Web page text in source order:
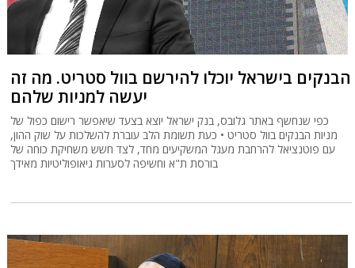
הבנקים בישראל יוכלו להירשם בוול סטריט. מה זה
יעשה למניות שלהם
כפי שנחשף באתר גלובס, בנק ישראל יוצא בצעד שיאפשר רישום כפול של
מניות הבנקים בוול סטריט • כעת תשומת הלב עוברת להשלכות על שוק ההון,
עם פוטנציאל להרחבת מעגל המשקיעים מחד, לצד חשש משחיקת כוחה של
בורסת ת"א וחשיפה לסערות גיאופוליטיות מאידך